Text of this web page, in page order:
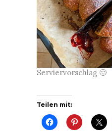
Serviervorschlag 🙂
Teilen mit: